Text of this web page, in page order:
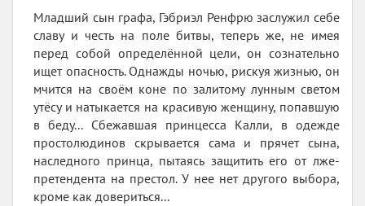
Младший сын графа, Гэбриэл Ренфрю заслужил себе
славу и честь на поле битвы, теперь же, не имея
перед собой определённой цели, он сознательно
ищет опасность. Однажды ночью, рискуя жизнью, он
мчится на своём коне по залитому лунным светом
утёсу и натыкается на красивую женщину, попавшую
в беду... Сбежавшая принцесса Калли, в одежде
простолюдинов скрывается сама и прячет сына,
наследного принца, пытаясь защитить его от лже-
претендента на престол. У нее нет другого выбора,
кроме как довериться...